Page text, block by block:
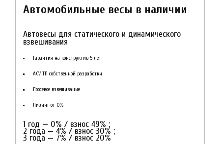
Автомобильные весы в наличии
Автовесы для статического и динамического
взвешивания
Гарантия на конструктив 5 лет
АСУ ТП собственной разработки
Поосевое взвешивание
Лизинг от 0%
1 год — 0% / взнос 49% ;
2 года — 4% / взнос 30% ;
3 года — 7% / взнос 20%